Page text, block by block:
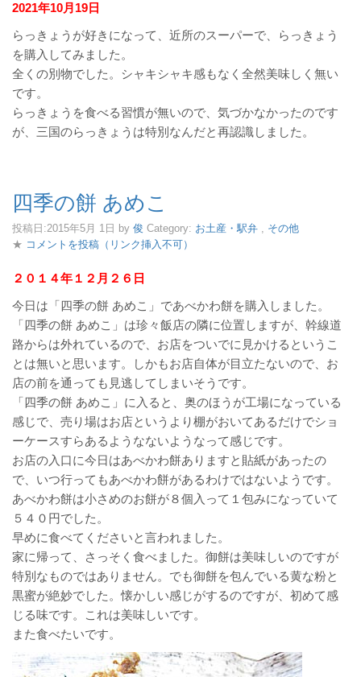
2021年10月19日
らっきょうが好きになって、近所のスーパーで、らっきょう
を購入してみました。
全くの別物でした。シャキシャキ感もなく全然美味しく無い
です。
らっきょうを食べる習慣が無いので、気づかなかったのです
が、三国のらっきょうは特別なんだと再認識しました。
四季の餅 あめこ
投稿日:2015年5月 1日 by 俊 Category: お土産・駅弁 , その他
★ コメントを投稿（リンク挿入不可）
２０１４年１２月２６日
今日は「四季の餅 あめこ」であべかわ餅を購入しました。
「四季の餅 あめこ」は珍々飯店の隣に位置しますが、幹線道
路からは外れているので、お店をついでに見かけるというこ
とは無いと思います。しかもお店自体が目立たないので、お
店の前を通っても見逃してしまいそうです。
「四季の餅 あめこ」に入ると、奥のほうが工場になっている
感じで、売り場はお店というより棚がおいてあるだけでショ
ーケースすらあるようなないようなって感じです。
お店の入口に今日はあべかわ餅ありますと貼紙があったの
で、いつ行ってもあべかわ餅があるわけではないようです。
あべかわ餅は小さめのお餅が８個入って１包みになっていて
５４０円でした。
早めに食べてくださいと言われました。
家に帰って、さっそく食べました。御餅は美味しいのですが
特別なものではありません。でも御餅を包んでいる黄な粉と
黒蜜が絶妙でした。懐かしい感じがするのですが、初めて感
じる味です。これは美味しいです。
また食べたいです。